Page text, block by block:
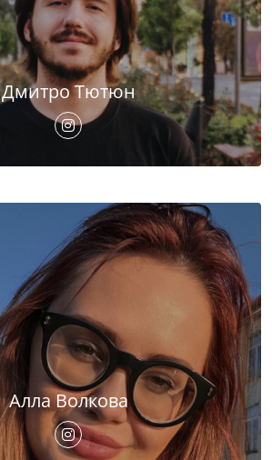
Дмитро Тютюн
Алла Волкова